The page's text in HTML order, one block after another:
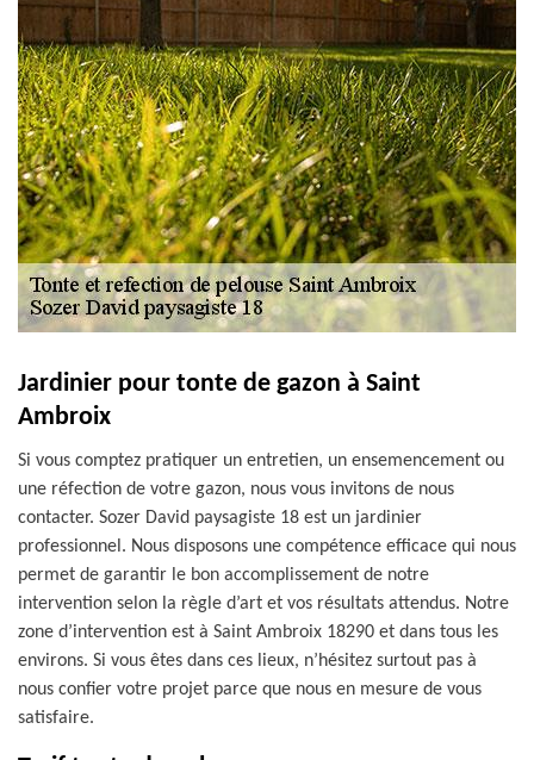
Jardinier pour tonte de gazon à Saint
Ambroix
Si vous comptez pratiquer un entretien, un ensemencement ou
une réfection de votre gazon, nous vous invitons de nous
contacter. Sozer David paysagiste 18 est un jardinier
professionnel. Nous disposons une compétence efficace qui nous
permet de garantir le bon accomplissement de notre
intervention selon la règle d’art et vos résultats attendus. Notre
zone d’intervention est à Saint Ambroix 18290 et dans tous les
environs. Si vous êtes dans ces lieux, n’hésitez surtout pas à
nous confier votre projet parce que nous en mesure de vous
satisfaire.